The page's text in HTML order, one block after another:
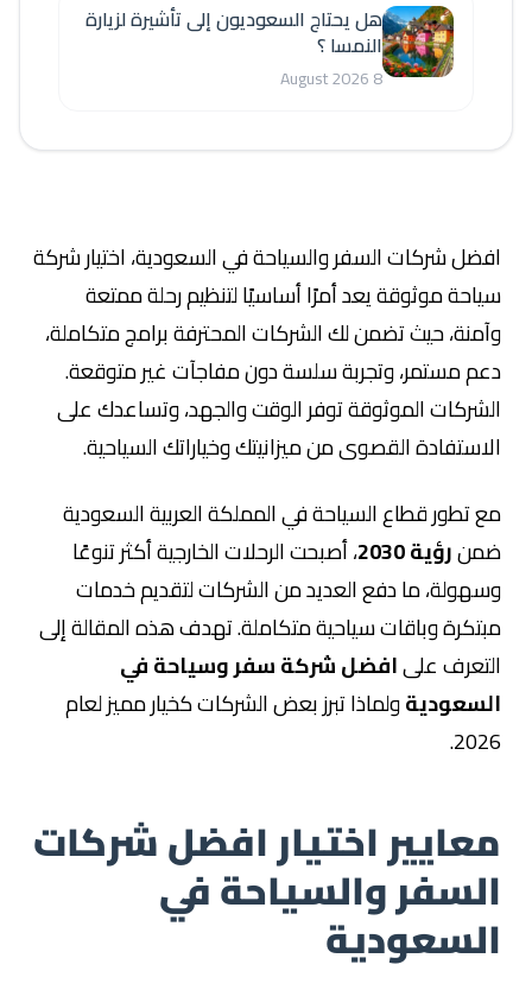
افضل شركات السفر والسياحة في السعودية، اختيار شركة
سياحة موثوقة يعد أمرًا أساسيًا لتنظيم رحلة ممتعة
وآمنة، حيث تضمن لك الشركات المحترفة برامج متكاملة،
دعم مستمر، وتجربة سلسة دون مفاجآت غير متوقعة.
الشركات الموثوقة توفر الوقت والجهد، وتساعدك على
الاستفادة القصوى من ميزانيتك وخياراتك السياحية.
مع تطور قطاع السياحة في المملكة العربية السعودية
ضمنرؤية 2030
، أصبحت الرحلات الخارجية أكثر تنوعًا
وسهولة، ما دفع العديد من الشركات لتقديم خدمات
مبتكرة وباقات سياحية متكاملة. تهدف هذه المقالة إلى
التعرف علىافضل شركة سفر وسياحة في
السعوديةولماذا تبرز بعض الشركات كخيار مميز لعام
2026.
معايير اختيار افضل شركات
السفر والسياحة في
السعودية
هل يحتاج السعوديون إلى تأشيرة لزيارة
النمسا ؟
8 August 2026